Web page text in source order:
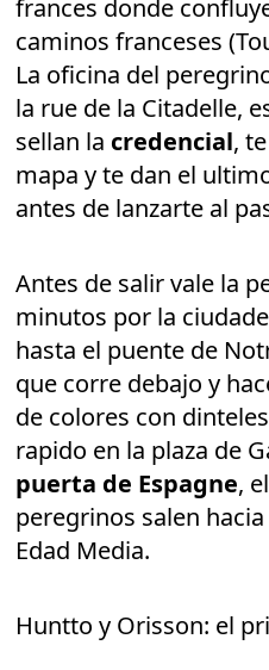
frances donde
caminos franceses
La oficina del
la rue de la Citadelle,
sellan la credencial,
mapa y te dan el
antes de lanzarte al
Antes de salir vale la
minutos por la
hasta el puente de
que corre debajo y
de colores con
rapido en la plaza de
puerta de Espagne,
peregrinos salen
Edad Media.
Huntto y Orisson: el